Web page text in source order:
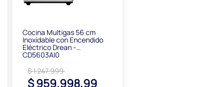
Cocina Multigas 56 cm
Inoxidable con Encendido
Eléctrico Drean -
CD5603AI0
$ 1.247.999
$ 959.998,99